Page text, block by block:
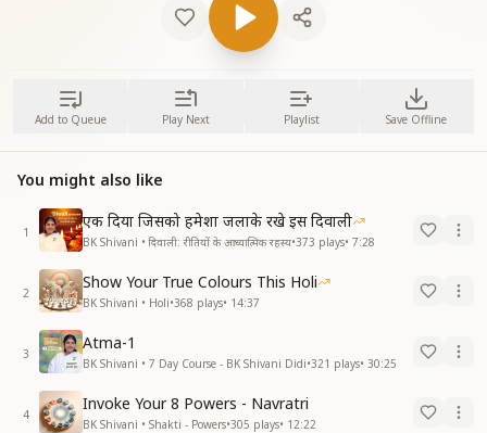
Add to Queue Play Next Playlist Save Offline
You might also like
1
एक दिया जिसको हमेशा जलाके रखे इस दिवाली
BK Shivani • दिवाली: रीतियों के आध्यात्मिक रहस्य•373 plays• 7:28
2
Show Your True Colours This Holi
BK Shivani • Holi•368 plays• 14:37
3
Atma-1
BK Shivani • 7 Day Course - BK Shivani Didi•321 plays• 30:25
4
Invoke Your 8 Powers - Navratri
BK Shivani • Shakti - Powers•305 plays• 12:22